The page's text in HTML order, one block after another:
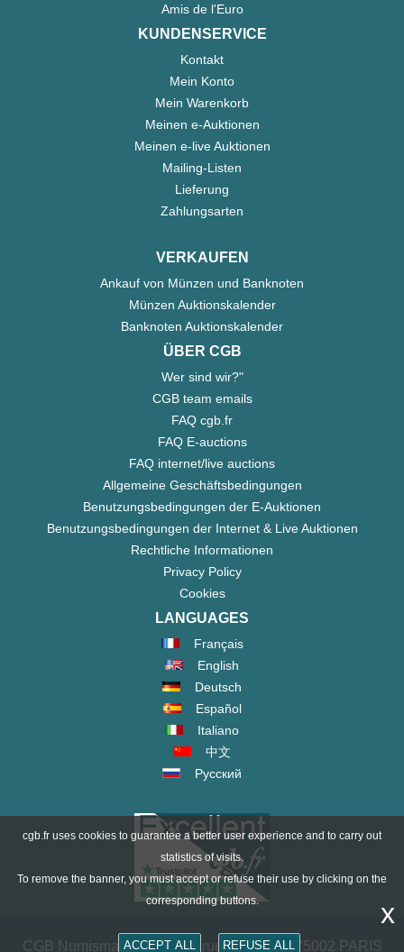
Amis de l'Euro
KUNDENSERVICE
Kontakt
Mein Konto
Mein Warenkorb
Meinen e-Auktionen
Meinen e-live Auktionen
Mailing-Listen
Lieferung
Zahlungsarten
VERKAUFEN
Ankauf von Münzen und Banknoten
Münzen Auktionskalender
Banknoten Auktionskalender
ÜBER CGB
Wer sind wir?"
CGB team emails
FAQ cgb.fr
FAQ E-auctions
FAQ internet/live auctions
Allgemeine Geschäftsbedingungen
Benutzungsbedingungen der E-Auktionen
Benutzungsbedingungen der Internet & Live Auktionen
Rechtliche Informationen
Privacy Policy
Cookies
LANGUAGES
Français
English
Deutsch
Español
Italiano
中文
Русский
CGB Numismatik Paris - 36 rue Vivienne - 75002 PARIS
cgb.fr uses cookies to guarantee a better user experience and to carry out
statistics of visits.
To remove the banner, you must accept or refuse their use by clicking on the
corresponding buttons.
ACCEPT ALL REFUSE ALL
x